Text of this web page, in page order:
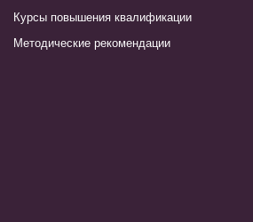
Курсы повышения квалификации
Методические рекомендации